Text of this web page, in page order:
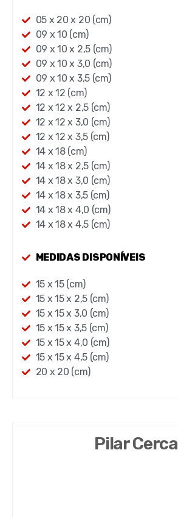
05 x 20 x 20 (cm)
09 x 10 (cm)
09 x 10 x 2,5 (cm)
09 x 10 x 3,0 (cm)
09 x 10 x 3,5 (cm)
12 x 12 (cm)
12 x 12 x 2,5 (cm)
12 x 12 x 3,0 (cm)
12 x 12 x 3,5 (cm)
14 x 18 (cm)
14 x 18 x 2,5 (cm)
14 x 18 x 3,0 (cm)
14 x 18 x 3,5 (cm)
14 x 18 x 4,0 (cm)
14 x 18 x 4,5 (cm)
MEDIDAS DISPONÍVEIS
15 x 15 (cm)
15 x 15 x 2,5 (cm)
15 x 15 x 3,0 (cm)
15 x 15 x 3,5 (cm)
15 x 15 x 4,0 (cm)
15 x 15 x 4,5 (cm)
20 x 20 (cm)
Pilar Cerca